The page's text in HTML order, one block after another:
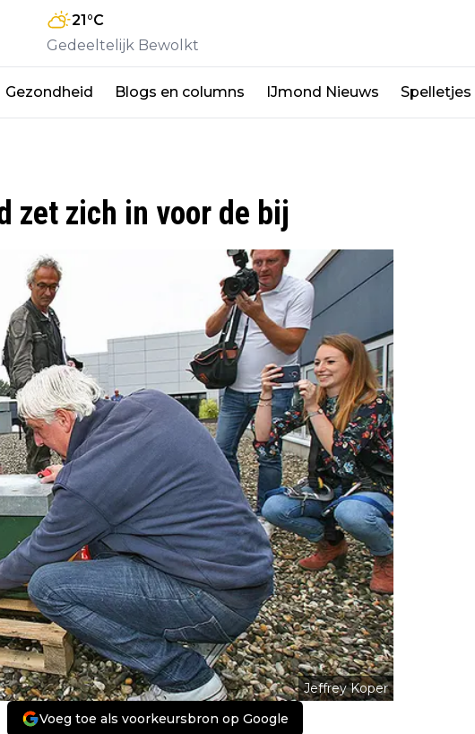
21°C
Gedeeltelijk Bewolkt
Gezondheid Blogs en columns IJmond Nieuws Spelletjes
zet zich in voor de bij
Jeffrey Koper
Voeg toe als voorkeursbron op Google